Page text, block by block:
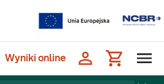
Wyniki online